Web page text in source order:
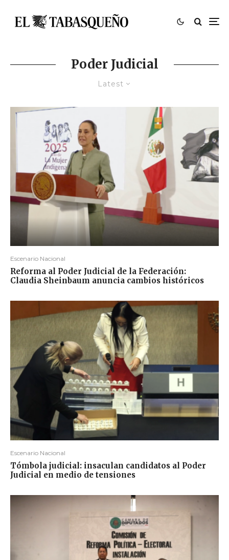
Poder Judicial
Latest
Escenario Nacional
Reforma al Poder Judicial de la Federación:
Claudia Sheinbaum anuncia cambios históricos
Escenario Nacional
Tómbola judicial: insaculan candidatos al Poder
Judicial en medio de tensiones